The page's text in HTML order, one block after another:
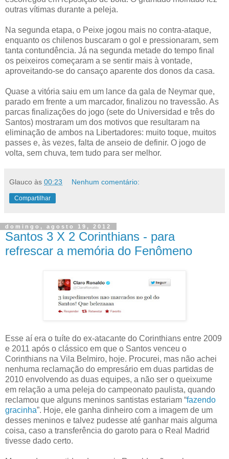
outras vítimas durante a peleja.
Na segunda etapa, o Peixe jogou mais no contra-ataque,
enquanto os chilenos buscaram o gol e pressionaram, sem
tanta contundência. Já na segunda metade do tempo final
os peixeiros começaram a se sentir mais à vontade,
aproveitando-se do cansaço aparente dos donos da casa.
Quase a vitória saiu em um lance da gala de Neymar que,
parado em frente a um marcador, finalizou no travessão. As
parcas finalizações do jogo (sete do Universidad e três do
Santos) mostraram um dos motivos que resultaram na
eliminação de ambos na Libertadores: muito toque, muitos
passes e, às vezes, falta de anseio de definir. O jogo de
volta, sem chuva, tem tudo para ser melhor.
Glauco às 00:23 Nenhum comentário:
Compartilhar
domingo, agosto 19, 2012
Santos 3 X 2 Corinthians - para
refrescar a memória do Fenômeno
Esse aí era o tuíte do ex-atacante do Corinthians entre 2009
e 2011 após o clássico em que o Santos venceu o
Corinthians na Vila Belmiro, hoje. Procurei, mas não achei
nenhuma reclamação do empresário em duas partidas de
2010 envolvendo as duas equipes, a não ser o queixume
em relação a uma peleja do campeonato paulista, quando
reclamou que alguns meninos santistas estariam “fazendo
gracinha”. Hoje, ele ganha dinheiro com a imagem de um
desses meninos e talvez pudesse até ganhar mais alguma
coisa, caso a transferência do garoto para o Real Madrid
tivesse dado certo.